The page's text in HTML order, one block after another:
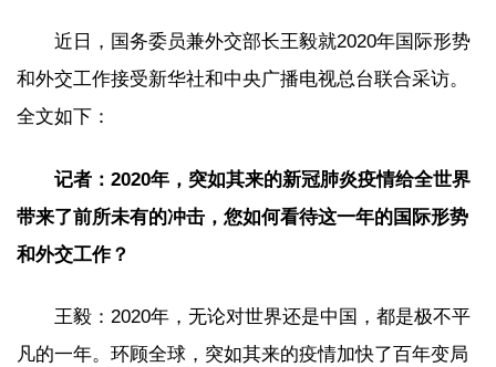
近日，国务委员兼外交部长王毅就2020年国际形势
和外交工作接受新华社和中央广播电视总台联合采访。
全文如下：
记者：2020年，突如其来的新冠肺炎疫情给全世界
带来了前所未有的冲击，您如何看待这一年的国际形势
和外交工作？
王毅：2020年，无论对世界还是中国，都是极不平
凡的一年。环顾全球，突如其来的疫情加快了百年变局